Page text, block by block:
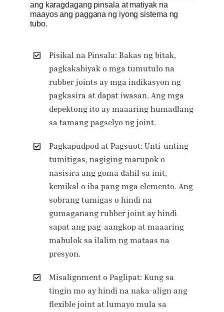
ang karagdagang pinsala at matiyak na
maayos ang paggana ng iyong sistema ng
tubo.
Pisikal na Pinsala: Bakas ng bitak,
pagkakabiyak o mga tumutulo na
rubber joints ay mga indikasyon ng
pagkasira at dapat iwasan. Ang mga
depektong ito ay maaaring humadlang
sa tamang pagselyo ng joint.
Pagkapudpod at Pagsuot: Unti-unting
tumitigas, nagiging marupok o
nasisira ang goma dahil sa init,
kemikal o iba pang mga elemento. Ang
sobrang tumigas o hindi na
gumaganang rubber joint ay hindi
sapat ang pag-aangkop at maaaring
mabulok sa ilalim ng mataas na
presyon.
Misalignment o Paglipat: Kung sa
tingin mo ay hindi na naka-align ang
flexible joint at lumayo mula sa